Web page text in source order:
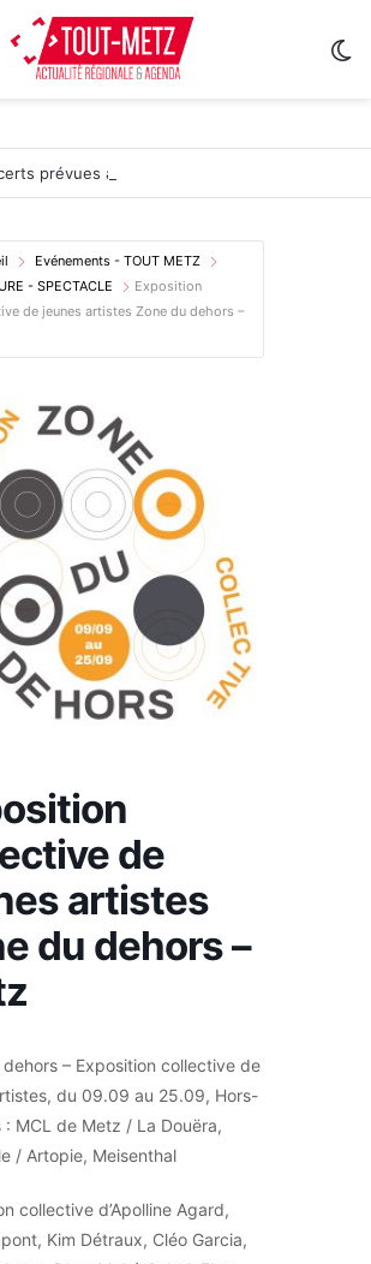
Evénements - TOUT METZ
- SPECTACLE
Exposition
de jeunes artistes Zone du dehors –
de
artistes
du dehors –
– Exposition collective de
du 09.09 au 25.09, Hors-
: MCL de Metz / La Douëra,
/ Artopie, Meisenthal
collective d’Apolline Agard,
Kim Détraux, Cléo Garcia,